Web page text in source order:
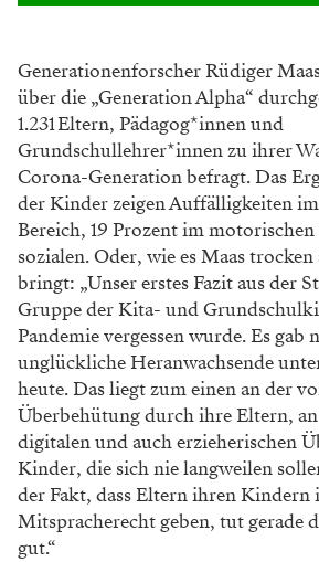
Generationenforscher Rüdiger
über die „Generation Alpha“
1.231 Eltern, Pädagog*innen und
Grundschullehrer*innen zu ihrer
Corona-Generation befragt. Das
der Kinder zeigen Auffälligkeiten
Bereich, 19 Prozent im
sozialen. Oder, wie es Maas
bringt: „Unser erstes Fazit aus der
Gruppe der Kita- und
Pandemie vergessen wurde. Es gab
unglückliche Heranwachsende
heute. Das liegt zum einen an der
Überbehütung durch ihre Eltern,
digitalen und auch erzieherischen
Kinder, die sich nie langweilen
der Fakt, dass Eltern ihren Kindern
Mitspracherecht geben, tut gerade
gut.“